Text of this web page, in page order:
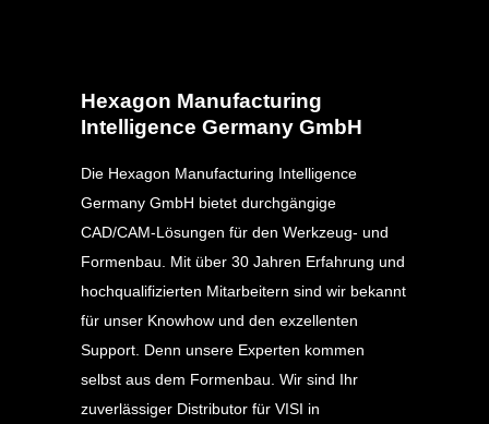
Hexagon Manufacturing
Intelligence Germany GmbH
Die Hexagon Manufacturing Intelligence
Germany GmbH bietet durchgängige
CAD/CAM-Lösungen für den Werkzeug- und
Formenbau. Mit über 30 Jahren Erfahrung und
hochqualifizierten Mitarbeitern sind wir bekannt
für unser Knowhow und den exzellenten
Support. Denn unsere Experten kommen
selbst aus dem Formenbau. Wir sind Ihr
zuverlässiger Distributor für VISI in